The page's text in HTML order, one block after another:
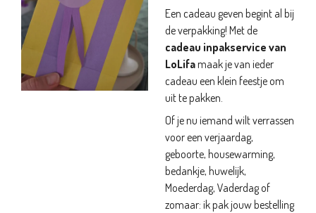
Een cadeau geven begint al bij
de verpakking! Met de
cadeau inpakservice van
LoLifamaak je van ieder
cadeau een klein feestje om
uit te pakken.
Of je nu iemand wilt verrassen
voor een verjaardag,
geboorte, housewarming,
bedankje, huwelijk,
Moederdag, Vaderdag of
zomaar: ik pak jouw bestelling